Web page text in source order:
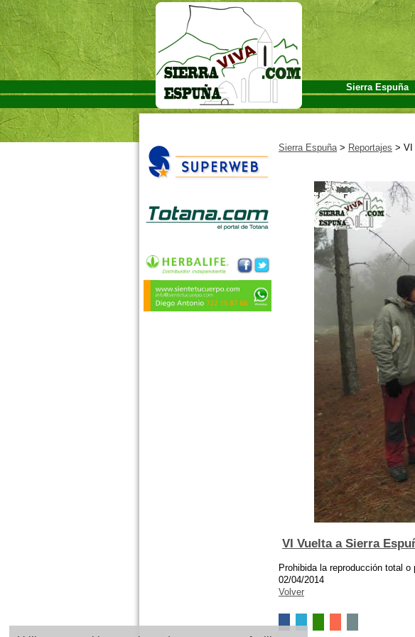
Sierra Espuña
Sierra Espuña> Reportajes > VI
VI Vuelta a Sierra
Prohibida la reproducción total
02/04/2014
Volver